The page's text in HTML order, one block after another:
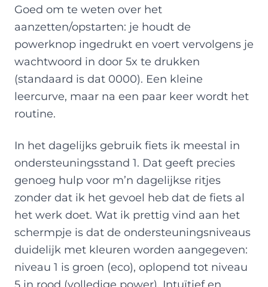
Goed om te weten over het
aanzetten/opstarten: je houdt de
powerknop ingedrukt en voert vervolgens je
wachtwoord in door 5x te drukken
(standaard is dat 0000). Een kleine
leercurve, maar na een paar keer wordt het
routine.
In het dagelijks gebruik fiets ik meestal in
ondersteuningsstand 1. Dat geeft precies
genoeg hulp voor m’n dagelijkse ritjes
zonder dat ik het gevoel heb dat de fiets al
het werk doet. Wat ik prettig vind aan het
schermpje is dat de ondersteuningsniveaus
duidelijk met kleuren worden aangegeven:
niveau 1 is groen (eco), oplopend tot niveau
5 in rood (volledige power). Intuïtief en